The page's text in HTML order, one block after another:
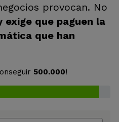
provocan. No
exige que paguen la
que han
500.000!